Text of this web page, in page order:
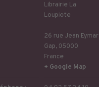
Librairie La
Loupiote
26 rue Jean Eymar
Gap, 05000
France
+ Google Map